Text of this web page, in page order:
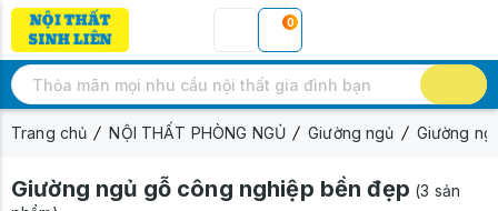
0
Trang chủ NỘI THẤT PHÒNG NGỦ Giường ngủ Giường
Giường ngủ gỗ công nghiệp bền đẹp (3 sản